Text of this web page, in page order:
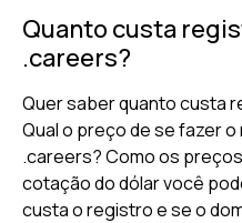
Quanto custa
.careers?
Quer saber quanto custa
Qual o preço de se fazer
.careers? Como os
cotação do dólar você
custa o registro e se o